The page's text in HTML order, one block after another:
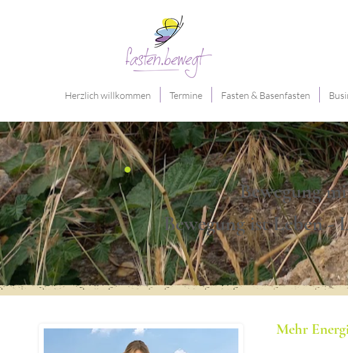
Herzlich willkommen Termine Fasten & Basenfasten
Bewegung
Bewegung ist Leben -
Mehr